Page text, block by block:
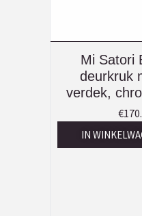
Mi Satori
deurkruk
verdek,
€
IN